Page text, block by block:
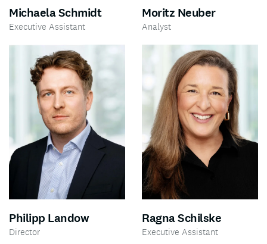
Michaela Schmidt
Executive Assistant
Moritz Neuber
Analyst
Philipp Landow
Director
Ragna Schilske
Executive Assistant